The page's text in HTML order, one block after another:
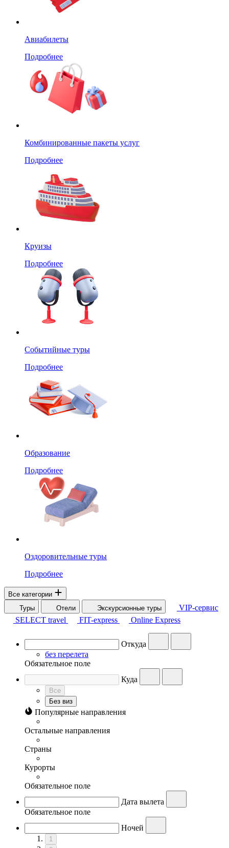
Авиабилеты
Подробнее
Комбинированные пакеты услуг
Подробнее
Круизы
Подробнее
Событийные туры
Подробнее
Образование
Подробнее
Оздоровительные туры
Подробнее
Все категории
Туры
Отели Экскурсионные туры
VIP-сервис
SELECT travel
FIT-express Online Express
Откуда
без перелета
Обязательное поле
Куда
Все
Без виз
Популярные направления
Остальные направления
Страны
Курорты
Обязательное поле
Дата вылета
Обязательное поле
Ночей
1